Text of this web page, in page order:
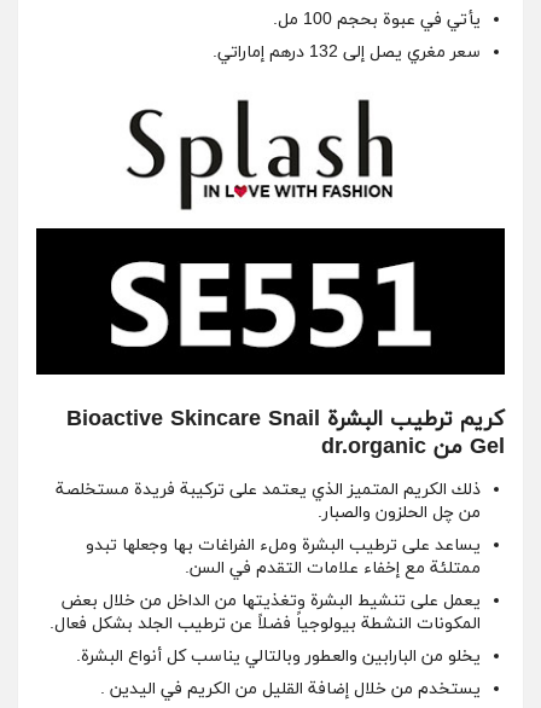
يأتي في عبوة بحجم 100 مل.
سعر مغري يصل إلى 132 درهم إماراتي.
كريم ترطيب البشرة Bioactive Skincare Snail
Gel من dr.organic
ذلك الكريم المتميز الذي يعتمد على تركيبة فريدة مستخلصة
من چل الحلزون والصبار.
يساعد على ترطيب البشرة وملء الفراغات بها وجعلها تبدو
ممتلئة مع إخفاء علامات التقدم في السن.
يعمل على تنشيط البشرة وتغذيتها من الداخل من خلال بعض
المكونات النشطة بيولوجياً فضلاً عن ترطيب الجلد بشكل فعال.
يخلو من البارابين والعطور وبالتالي يناسب كل أنواع البشرة.
يستخدم من خلال إضافة القليل من الكريم في اليدين .